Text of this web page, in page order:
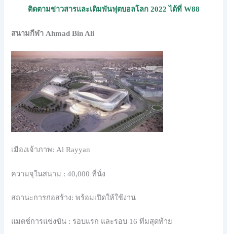
ติดตามข่าวสารและเดิมพันฟุตบอลโลก 2022 ได้ที่ W88
สนามกีฬา Ahmad Bin Ali
เมืองเจ้าภาพ: Al Rayyan
ความจุในสนาม : 40,000 ที่นั่ง
สถานะการก่อสร้าง: พร้อมเปิดให้ใช้งาน
แมตช์การแข่งขัน : รอบแรก และรอบ 16 ทีมสุดท้าย